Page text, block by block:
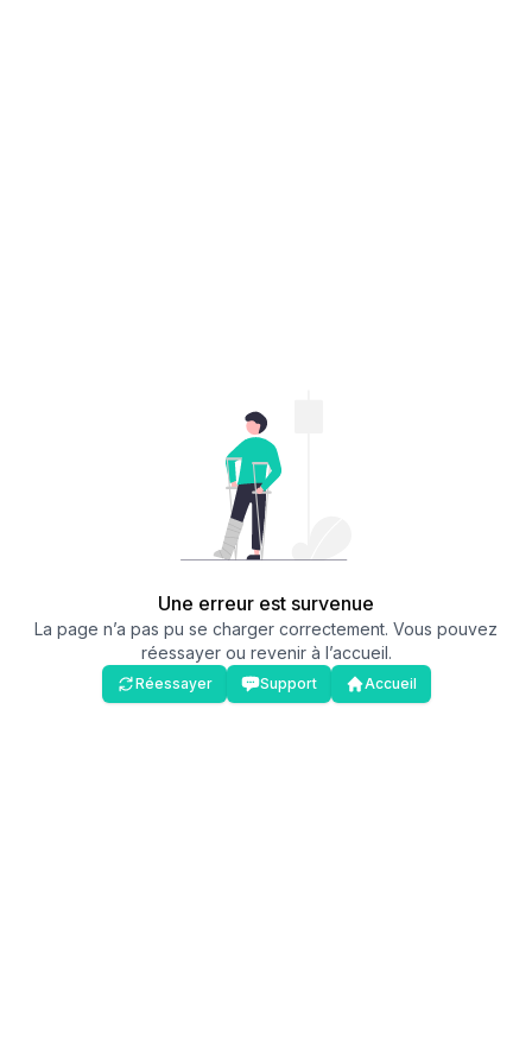
Une erreur est survenue
La page n’a pas pu se charger correctement. Vous pouvez
réessayer ou revenir à l’accueil.
Réessayer Support Accueil